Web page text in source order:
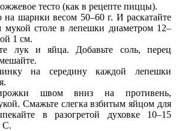
тесто (как в рецепте пиццы).
на шарики весом 50–60 г. И раскатайте
столе в лепешки диаметром 12–
1 см.
лук и яйца. Добавьте соль, перец
на середину каждой лепешки
швом вниз на противень,
Смажьте слегка взбитым яйцом для
в разогретой духовке 10–15
С.